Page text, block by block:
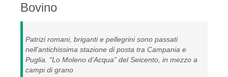
Bovino
Patrizi romani, briganti e pellegrini sono passati
nell'antichissima stazione di posta tra Campania e
Puglia. “Lo Moleno d’Acqua” del Seicento, in mezzo a
campi di grano